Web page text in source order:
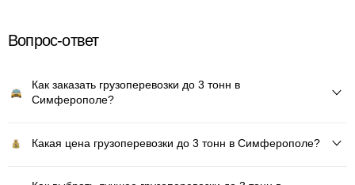
Вопрос-ответ
Как заказать грузоперевозки до 3 тонн в
Симферополе?
Какая цена грузоперевозки до 3 тонн в Симферополе?